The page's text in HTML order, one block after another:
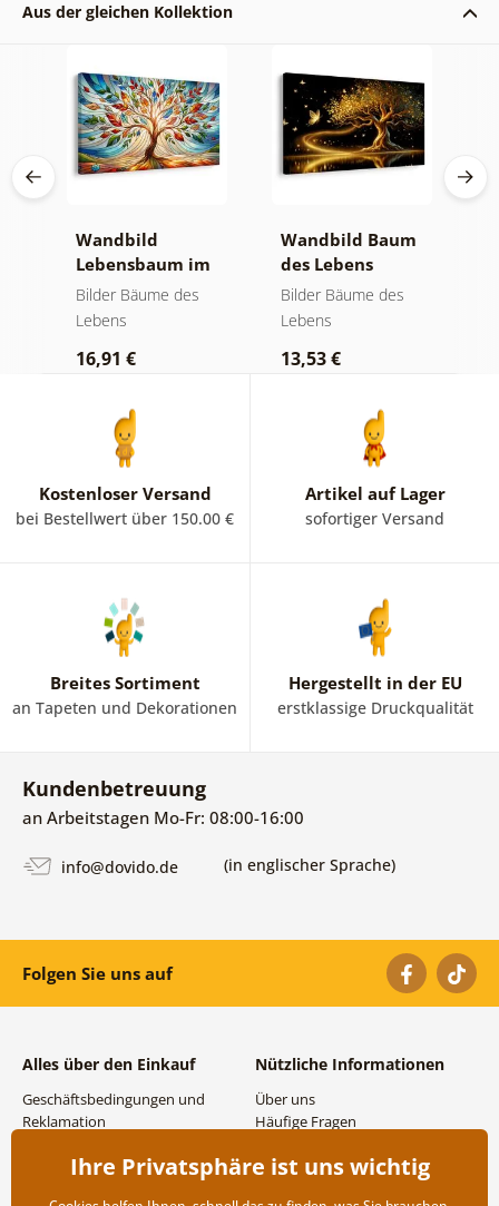
Aus der gleichen Kollektion
Wandbild
Lebensbaum im
bunten
Glasfenster
Bilder Bäume des
Lebens
16,91 €
Wandbild Baum
des Lebens
goldene Magie
Bilder Bäume des
Lebens
13,53 €
Kostenloser Versand
bei Bestellwert über 150.00 €
Artikel auf Lager
sofortiger Versand
Breites Sortiment
an Tapeten und Dekorationen
Hergestellt in der EU
erstklassige Druckqualität
Kundenbetreuung
an Arbeitstagen Mo-Fr: 08:00-16:00
info@dovido.de (in englischer Sprache)
Folgen Sie uns auf
Alles über den Einkauf
Geschäftsbedingungen und
Reklamation
Versand- und
Nützliche Informationen
Über uns
Häufige Fragen
Großhandel und
Ihre Privatsphäre ist uns wichtig